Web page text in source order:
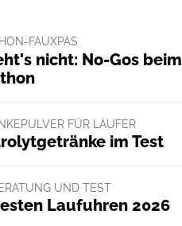
FAUXPAS
nicht: No-Gos beim
FÜR LÄUFER
im Test
UND TEST
Laufuhren 2026